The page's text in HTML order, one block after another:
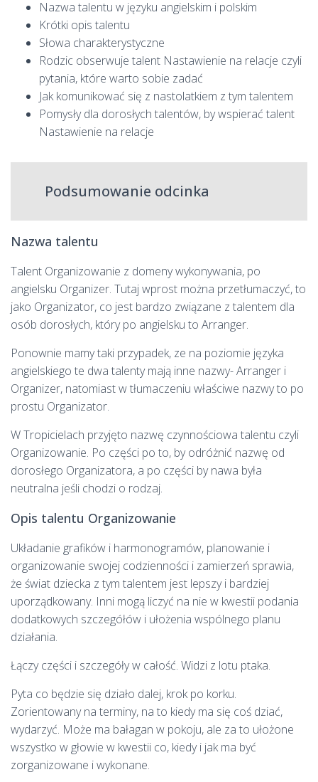
Nazwa talentu w języku angielskim i polskim
Krótki opis talentu
Słowa charakterystyczne
Rodzic obserwuje talent Nastawienie na relacje czyli
pytania, które warto sobie zadać
Jak komunikować się z nastolatkiem z tym talentem
Pomysły dla dorosłych talentów, by wspierać talent
Nastawienie na relacje
Podsumowanie odcinka
Nazwa talentu
Talent Organizowanie z domeny wykonywania, po
angielsku Organizer. Tutaj wprost można przetłumaczyć, to
jako Organizator, co jest bardzo związane z talentem dla
osób dorosłych, który po angielsku to Arranger.
Ponownie mamy taki przypadek, ze na poziomie języka
angielskiego te dwa talenty mają inne nazwy- Arranger i
Organizer, natomiast w tłumaczeniu właściwe nazwy to po
prostu Organizator.
W Tropicielach przyjęto nazwę czynnościowa talentu czyli
Organizowanie. Po części po to, by odróżnić nazwę od
dorosłego Organizatora, a po części by nawa była
neutralna jeśli chodzi o rodzaj.
Opis talentu Organizowanie
Układanie grafików i harmonogramów, planowanie i
organizowanie swojej codzienności i zamierzeń sprawia,
że świat dziecka z tym talentem jest lepszy i bardziej
uporządkowany. Inni mogą liczyć na nie w kwestii podania
dodatkowych szczegółów i ułożenia wspólnego planu
działania.
Łączy części i szczegóły w całość. Widzi z lotu ptaka.
Pyta co będzie się działo dalej, krok po korku.
Zorientowany na terminy, na to kiedy ma się coś dziać,
wydarzyć. Może ma bałagan w pokoju, ale za to ułożone
wszystko w głowie w kwestii co, kiedy i jak ma być
zorganizowane i wykonane.